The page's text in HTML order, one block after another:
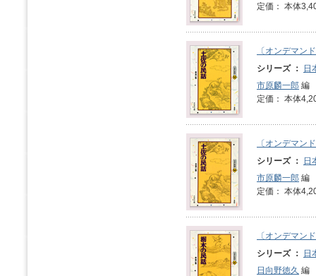
定価： 本体
〔オンデマン
シリーズ ：
日
市原麟一郎 編
定価： 本体
〔オンデマン
シリーズ ：
日
市原麟一郎 編
定価： 本体
〔オンデマン
シリーズ ：
日
日向野徳久 編